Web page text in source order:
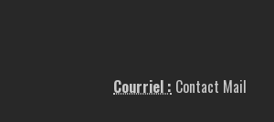
Courriel : Contact Mail